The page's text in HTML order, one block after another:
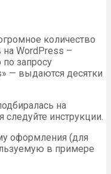
количество
WordPress –
запросу
— выдаются десятки
на
инструкции.
оформления (для
в примере